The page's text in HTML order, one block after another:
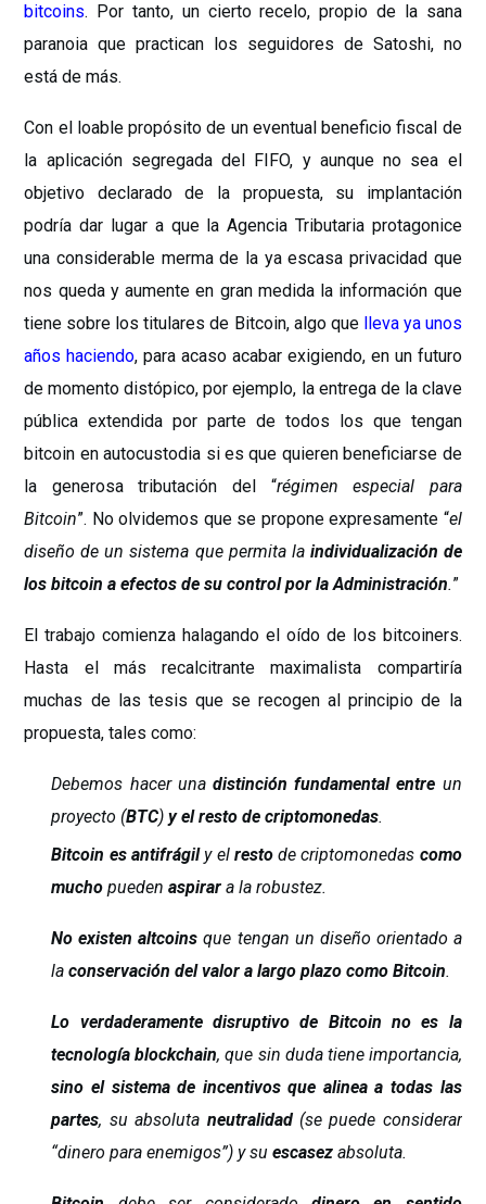
bitcoins. Por tanto, un cierto recelo, propio de la sana
paranoia que practican los seguidores de Satoshi, no
está de más.
Con el loable propósito de un eventual beneficio fiscal de
la aplicación segregada del FIFO, y aunque no sea el
objetivo declarado de la propuesta, su implantación
podría dar lugar a que la Agencia Tributaria protagonice
una considerable merma de la ya escasa privacidad que
nos queda y aumente en gran medida la información que
tiene sobre los titulares de Bitcoin, algo que
lleva ya unos
años haciendo, para acaso acabar exigiendo, en un futuro
de momento distópico, por ejemplo, la entrega de la clave
pública extendida por parte de todos los que tengan
bitcoin en autocustodia si es que quieren beneficiarse de
la generosa tributación del “régimen especial para
Bitcoin”. No olvidemos que se propone expresamente “el
diseño de un sistema que permita la individualización de
los bitcoin a efectos de sucontrol por la Administración.”
El trabajo comienza halagando el oído de los bitcoiners.
Hasta el más recalcitrante maximalista compartiría
muchas de las tesis que se recogen al principio de la
propuesta, tales como:
Debemos hacer una distinción fundamental entre un
proyecto (BTC)y el resto de criptomonedas.
Bitcoin es antifrágily el restode criptomonedas como
mucho puedenaspirar a la robustez.
No existen altcoins que tengan un diseño orientado a
laconservación del valor a largo plazo como Bitcoin.
Lo verdaderamente disruptivo de Bitcoin no es la
tecnología blockchain, que sin duda tiene importancia,
sino el sistema de incentivos que alinea a todas las
partes, su absoluta neutralidad(se puede considerar
“dinero para enemigos”) y suescasez absoluta.